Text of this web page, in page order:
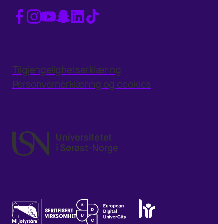
Tilgjengelighetserklæring
Personvernerklæring og cookies